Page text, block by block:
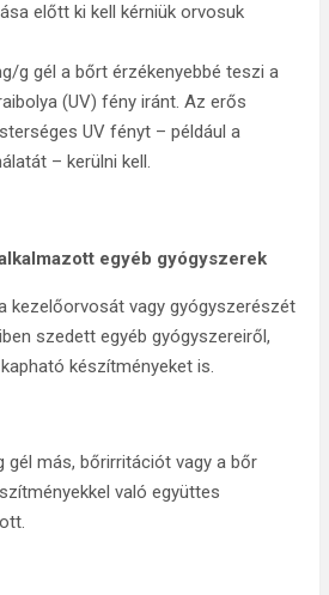
előtt ki kell kérniük orvosuk
g gél a bőrt érzékenyebbé teszi a
(UV) fény iránt. Az erős
UV fényt – például a
– kerülni kell.
egyéb gyógyszerek
kezelőorvosát vagy gyógyszerészét
szedett egyéb gyógyszereiről,
készítményeket is.
gél más, bőrirritációt vagy a bőr
való együttes